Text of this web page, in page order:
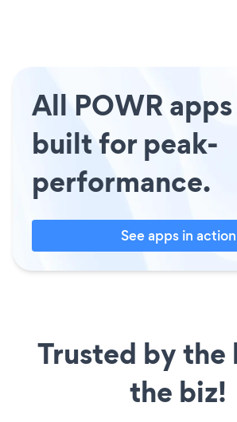
All POWR
built for peak-
performance.
See apps in action
Trusted by the
the biz!